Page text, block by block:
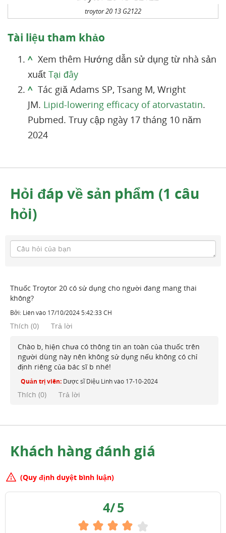
troytor 20 13 G2122
Tài liệu tham khảo
^ Xem thêm Hướng dẫn sử dụng từ nhà sản
xuất Tại đây
^ Tác giă Adams SP, Tsang M, Wright
JM. Lipid-lowering efficacy of atorvastatin.
Pubmed. Truy cập ngày 17 tháng 10 năm
2024
Hỏi đáp về sản phẩm (1 câu
hỏi)
Thuốc Troytor 20 có sử dụng cho người đang mang thai
không?
Bởi: Liênvào 17/10/2024 5:42:33 CH
Thích (0) Trả lời
Chào b, hiện chưa có thông tin an toàn của thuốc trên
người dùng này nên không sử dụng nếu không có chỉ
định riêng của bác sĩ b nhé!
Quản trị viên: Dược sĩ Diệu Linhvào 17-10-2024
Thích (0) Trả lời
Khách hàng đánh giá
(Quy định duyệt bình luận)
4/5